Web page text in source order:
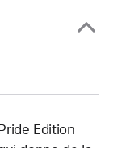
Edition